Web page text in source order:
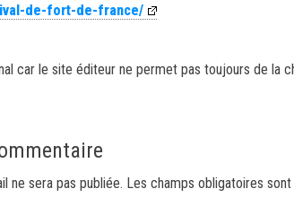
de-fort-de-france/
car le site éditeur ne permet pas toujours de la
ne sera pas publiée. Les champs obligatoires